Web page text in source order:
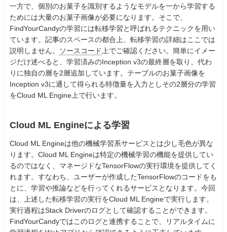
一方で、個別のお菓子を識別するようなモデルを一から学習する
ためには大量のお菓子画像が必要になります。そこで、
FindYourCandyの学習には転移学習と呼ばれるテクニックを用い
ています。記事のスペースの都合上、転移学習の詳細はここでは
説明しません。
ソースコード上でご確認ください。簡単にイメー
ジだけ述べると、学習済みのInception v3の最終層を取り、代わ
りに独自の層を2層追加しています。テーブルのお菓子画像を
Inception v3に通して得られる特徴量を入力としその2層分の学習
をCloud ML Engine上で行います。
Cloud ML Engineによる学習
Cloud ML Engineは他の機械学習系サービスとは少し毛色が異な
ります。Cloud ML Engineは特定の機械学習の機能を提供してい
るのではなく、マネージドなTensorFlowの実行環境を提供してく
れます。すなわち、ユーザーが作成したTensorFlowのコードをも
とに、学習や推論などを行ってくれるサービスとなります。今回
は、上述した転移学習の実行をCloud ML Engineで実行します。
実行過程はStack Driverのログとして確認することができます。
FindYourCandyではこのログと連携することで、リアルタイムに